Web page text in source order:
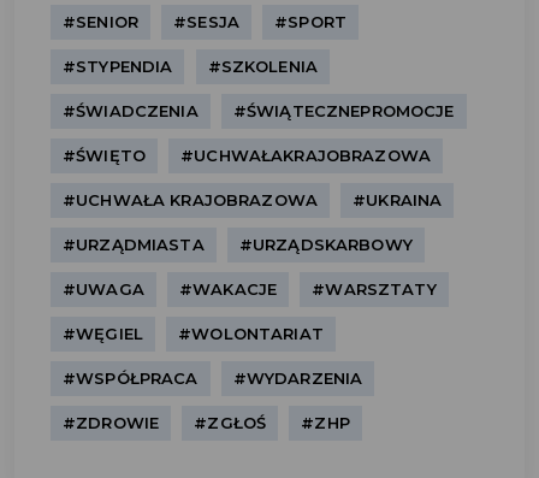
#SENIOR #SESJA #SPORT
#STYPENDIA #SZKOLENIA
#ŚWIADCZENIA #ŚWIĄTECZNEPROMOCJE
#ŚWIĘTO #UCHWAŁAKRAJOBRAZOWA
#UCHWAŁA KRAJOBRAZOWA #UKRAINA
#URZĄDMIASTA #URZĄDSKARBOWY
#UWAGA #WAKACJE #WARSZTATY
#WĘGIEL #WOLONTARIAT
#WSPÓŁPRACA #WYDARZENIA
#ZDROWIE #ZGŁOŚ #ZHP